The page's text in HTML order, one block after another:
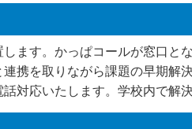
します。かっぱコールが窓口
携を取りながら課題の早期解
話対応いたします。学校内で